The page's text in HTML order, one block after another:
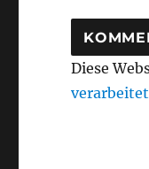
Diese